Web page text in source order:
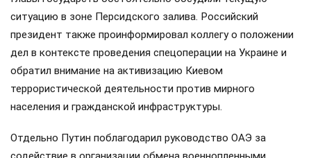
ситуацию в зоне Персидского залива. Российский
президент также проинформировал коллегу о положении
дел в контексте проведения спецоперации на Украине и
обратил внимание на активизацию Киевом
террористической деятельности против мирного
населения и гражданской инфраструктуры.
Отдельно Путин поблагодарил руководство ОАЭ за